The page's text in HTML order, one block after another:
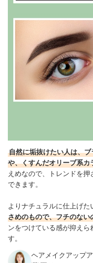
自然に垢抜けたい人は、
や、くすんだオリーブ系カ
えめなので、トレンドを
できます。
よりナチュラルに仕上げた
さめのもので、フチのない
ンをつけている感が抑え
す。
ヘアメイクアップ